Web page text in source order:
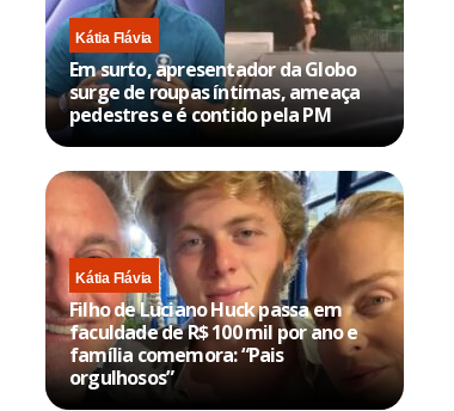
Kátia Flávia
Em surto, apresentador da Globo
surge de roupas íntimas, ameaça
pedestres e é contido pela PM
Kátia Flávia
Filho de Luciano Huck passa em
faculdade de R$ 100 mil por ano e
família comemora: “Pais
orgulhosos”